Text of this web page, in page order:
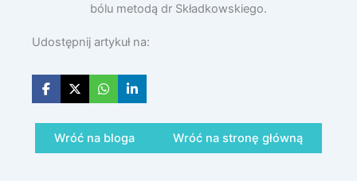
bólu metodą dr Składkowskiego.
Udostępnij artykuł na:
Wróć na bloga Wróć na stronę główną